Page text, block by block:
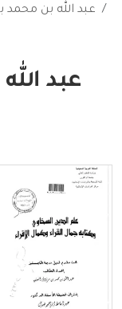
عبد الله بن محمد
عبد